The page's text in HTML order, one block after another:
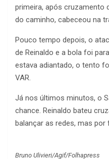
primeira, após cruzamento
do caminho, cabeceou na
Pouco tempo depois, o
de Reinaldo e a bola foi
estava adiantado, o tento
VAR.
Já nos últimos minutos, o
chance. Reinaldo bateu
balançar as redes, mas por
Bruno Ulivieri/Agif/Folhapress